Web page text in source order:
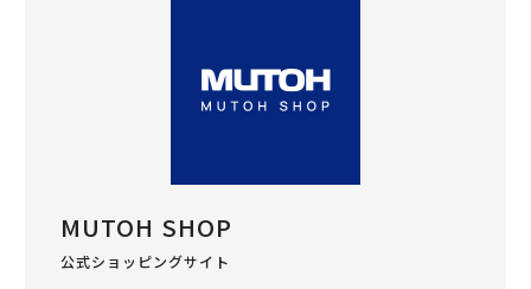
MUTOH SHOP
公式ショッピングサイト